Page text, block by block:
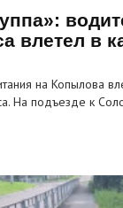
влетел в
на Копылова
На подъезде к